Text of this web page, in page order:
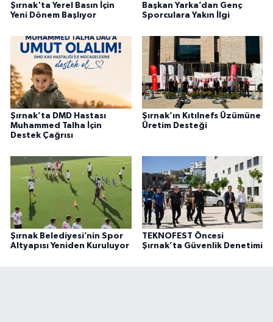
Şırnak'ta Yerel Basın İçin
Yeni Dönem Başlıyor
Başkan Yarka’dan Genç
Sporculara Yakın İlgi
Şırnak’ta DMD Hastası
Muhammed Talha İçin
Destek Çağrısı
Şırnak’ın Kıtılnefs Üzümüne
Üretim Desteği
Şırnak Belediyesi’nin Spor
Altyapısı Yeniden Kuruluyor
TEKNOFEST Öncesi
Şırnak’ta Güvenlik Denetimi